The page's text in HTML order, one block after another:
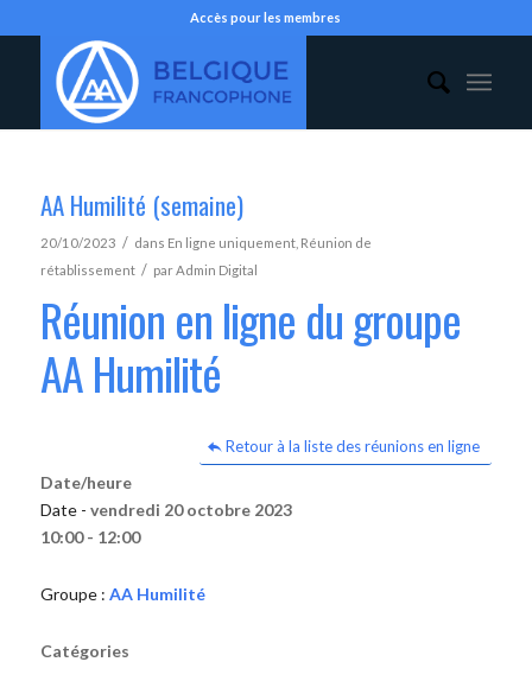
Accès pour les membres
AA Humilité (semaine)
20/10/2023 / dans En ligne uniquement, Réunion de
rétablissement / parAdmin Digital
Réunion en ligne du groupe
AA Humilité
Retour à la liste des réunions en ligne
Date/heure
Date - vendredi 20 octobre 2023
10:00 - 12:00
Groupe : AA Humilité
Catégories